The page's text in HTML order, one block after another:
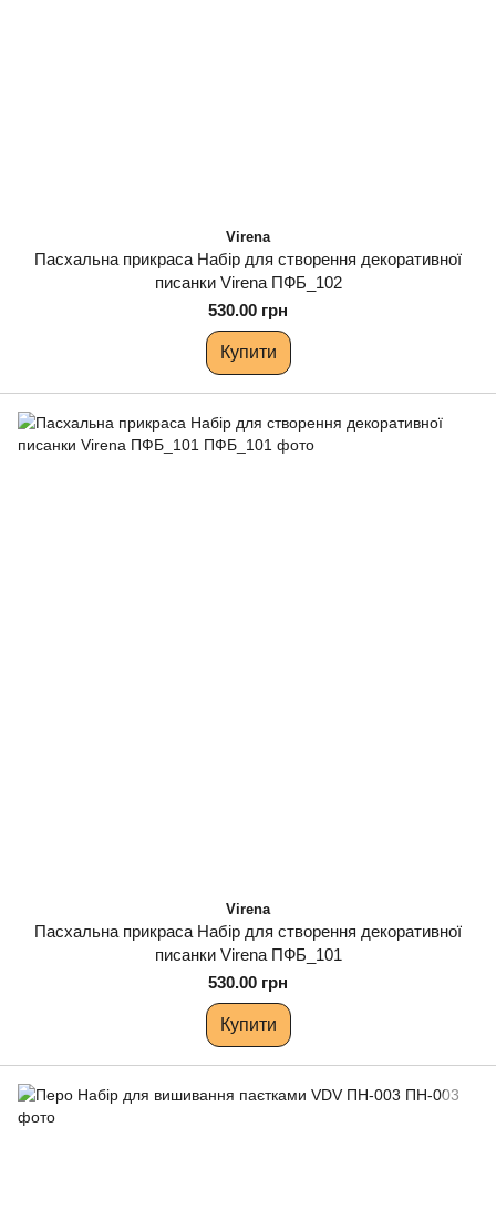
Virena
Пасхальна прикраса Набір для створення декоративної
писанки Virena ПФБ_102
530.00 грн
Купити
Virena
Пасхальна прикраса Набір для створення декоративної
писанки Virena ПФБ_101
530.00 грн
Купити